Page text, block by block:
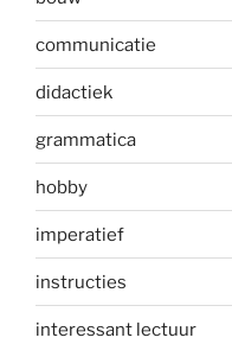
communicatie
didactiek
grammatica
hobby
imperatief
instructies
interessant lectuur